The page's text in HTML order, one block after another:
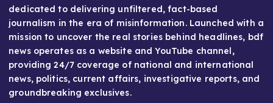
dedicated to delivering unfiltered, fact-based
journalism in the era of misinformation. Launched with a
mission to uncover the real stories behind headlines, bdf
news operates as a website and YouTube channel,
providing 24/7 coverage of national and international
news, politics, current affairs, investigative reports, and
groundbreaking exclusives.